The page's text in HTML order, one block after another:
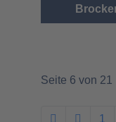
Seite 6 von 21
1